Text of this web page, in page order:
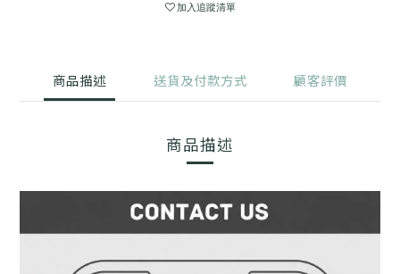
加入追蹤清單
商品描述 送貨及付款方式 顧客評價
商品描述